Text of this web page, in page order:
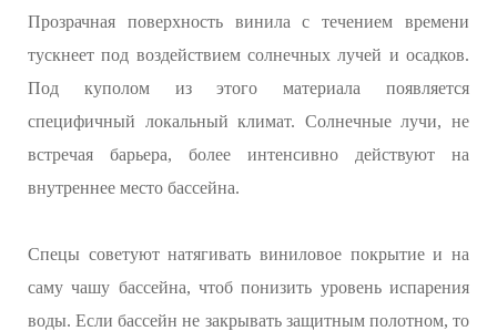
Прозрачная поверхность винила с течением времени
тускнеет под воздействием солнечных лучей и осадков.
Под куполом из этого материала появляется
специфичный локальный климат. Солнечные лучи, не
встречая барьера, более интенсивно действуют на
внутреннее место бассейна.
Спецы советуют натягивать виниловое покрытие и на
саму чашу бассейна, чтоб понизить уровень испарения
воды. Если бассейн не закрывать защитным полотном, то